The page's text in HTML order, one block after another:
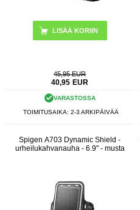
LISÄÄ KORIIN
45,95 EUR
40,95 EUR
VARASTOSSA
TOIMITUSAIKA: 2-3 ARKIPÄIVÄÄ
Spigen A703 Dynamic Shield -
urheilukahvanauha - 6.9" - musta